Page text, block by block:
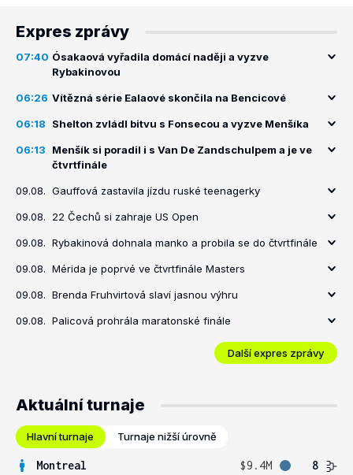
Expres zprávy
07:40 Ósakaová vyřadila domácí naději a vyzve
Rybakinovou
06:26 Vítězná série Ealaové skončila na Bencicové
06:18 Shelton zvládl bitvu s Fonsecou a vyzve Menšíka
06:13
Menšík si poradil i s Van De Zandschulpem a je ve
čtvrtfinále
09.08. Gauffová zastavila jízdu ruské teenagerky
09.08. 22 Čechů si zahraje US Open
09.08. Rybakinová dohnala manko a probila se do čtvrtfinále
09.08. Mérida je poprvé ve čtvrtfinále Masters
09.08. Brenda Fruhvirtová slaví jasnou výhru
09.08. Palicová prohrála maratonské finále
Další expres zprávy
Aktuální turnaje
Hlavní turnaje Turnaje nižší úrovně
Montreal $9.4M
8